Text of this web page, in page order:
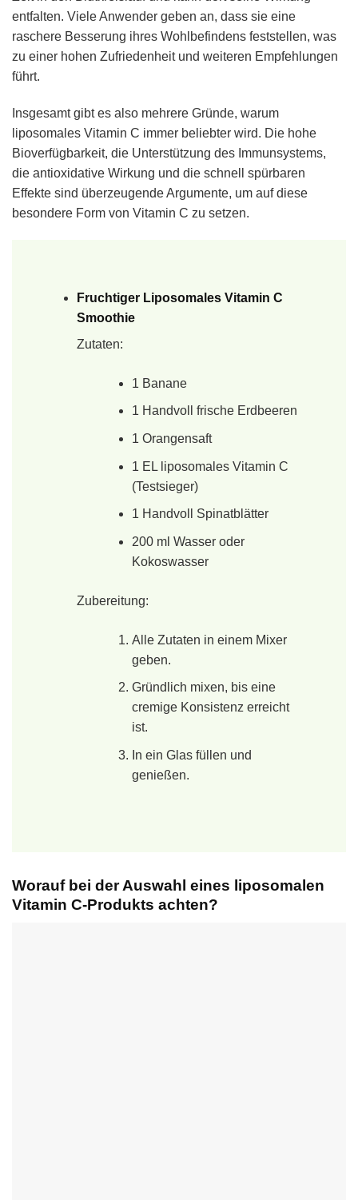
entfalten. Viele Anwender geben an, dass sie eine
raschere Besserung ihres Wohlbefindens feststellen, was
zu einer hohen Zufriedenheit und weiteren Empfehlungen
führt.
Insgesamt gibt es also mehrere Gründe, warum
liposomales Vitamin C immer beliebter wird. Die hohe
Bioverfügbarkeit, die Unterstützung des Immunsystems,
die antioxidative Wirkung und die schnell spürbaren
Effekte sind überzeugende Argumente, um auf diese
besondere Form von Vitamin C zu setzen.
Fruchtiger Liposomales Vitamin C
Smoothie
Zutaten:
1 Banane
1 Handvoll frische Erdbeeren
1 Orangensaft
1 EL liposomales Vitamin C
(Testsieger)
1 Handvoll Spinatblätter
200 ml Wasser oder
Kokoswasser
Zubereitung:
Alle Zutaten in einem Mixer
geben.
Gründlich mixen, bis eine
cremige Konsistenz erreicht
ist.
In ein Glas füllen und
genießen.
Worauf bei der Auswahl eines liposomalen
Vitamin C-Produkts achten?